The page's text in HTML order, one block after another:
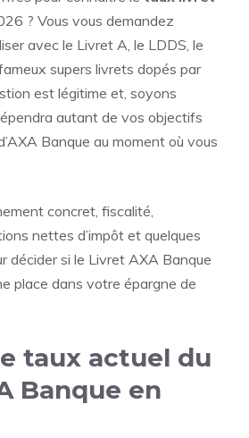
? Vous vous demandez
avec le Livret A, le LDDS, le
supers livrets dopés par
est légitime et, soyons
autant de vos objectifs
Banque au moment où vous
concret, fiscalité,
nettes d’impôt et quelques
décider si le Livret AXA Banque
place dans votre épargne de
taux actuel du
Banque en